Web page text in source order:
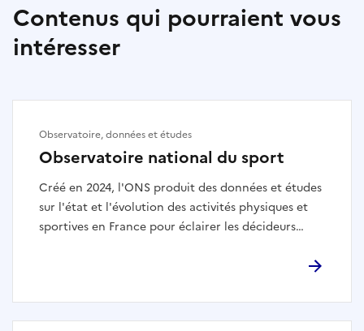
Contenus qui pourraient vous
intéresser
Observatoire national du sport
Créé en 2024, l'ONS produit des données et études
sur l'état et l'évolution des activités physiques et
sportives en France pour éclairer les décideurs
Observatoire, données et études